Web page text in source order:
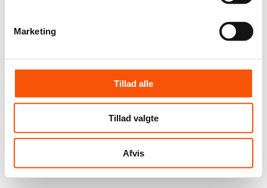
Marketing
Tillad alle
Tillad valgte
Afvis